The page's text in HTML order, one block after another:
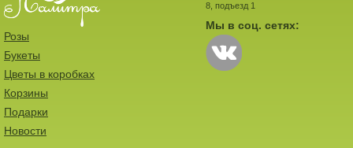
8, подъезд 1
Мы в соц. сетях:
Розы
Букеты
Цветы в коробках
Корзины
Подарки
Новости